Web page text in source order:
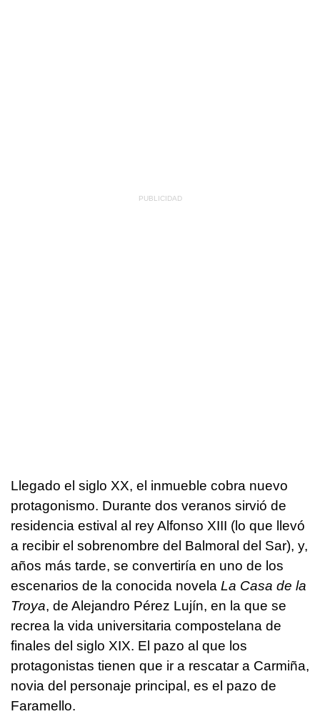
Llegado el siglo XX, el inmueble cobra nuevo
protagonismo. Durante dos veranos sirvió de
residencia estival al rey Alfonso XIII (lo que llevó
a recibir el sobrenombre del Balmoral del Sar), y,
años más tarde, se convertiría en uno de los
escenarios de la conocida novela La Casa de la
Troya, de Alejandro Pérez Lujín, en la que se
recrea la vida universitaria compostelana de
finales del siglo XIX. El pazo al que los
protagonistas tienen que ir a rescatar a Carmiña,
novia del personaje principal, es el pazo de
Faramello.